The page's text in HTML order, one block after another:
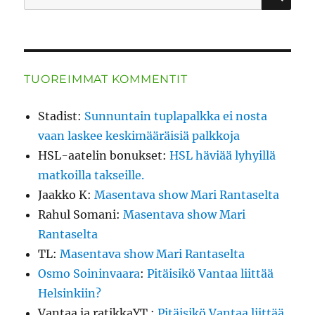
TUOREIMMAT KOMMENTIT
Stadist: Sunnuntain tuplapalkka ei nosta
vaan laskee keskimääräisiä palkkoja
HSL-aatelin bonukset:HSL häviää lyhyillä
matkoilla takseille.
Jaakko K:Masentava show Mari Rantaselta
Rahul Somani:Masentava show Mari
Rantaselta
TL:Masentava show Mari Rantaselta
Osmo Soininvaara:Pitäisikö Vantaa liittää
Helsinkiin?